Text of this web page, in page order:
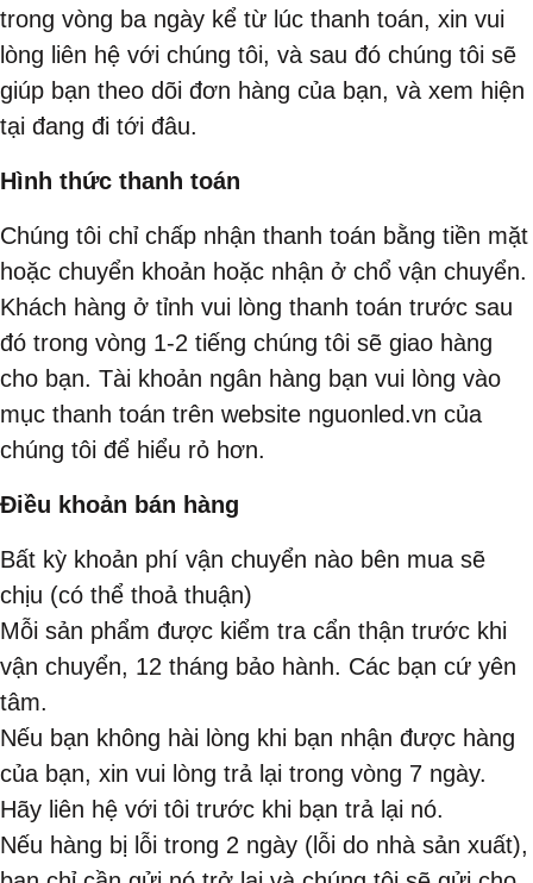
trong vòng ba ngày kể từ lúc thanh toán, xin vui
lòng liên hệ với chúng tôi, và sau đó chúng tôi sẽ
giúp bạn theo dõi đơn hàng của bạn, và xem hiện
tại đang đi tới đâu.
Hình thức thanh toán
Chúng tôi chỉ chấp nhận thanh toán bằng tiền mặt
hoặc chuyển khoản hoặc nhận ở chổ vận chuyển.
Khách hàng ở tỉnh vui lòng thanh toán trước sau
đó trong vòng 1-2 tiếng chúng tôi sẽ giao hàng
cho bạn. Tài khoản ngân hàng bạn vui lòng vào
mục thanh toán trên website nguonled.vn của
chúng tôi để hiểu rỏ hơn.
Điều khoản bán hàng
Bất kỳ khoản phí vận chuyển nào bên mua sẽ
chịu (có thể thoả thuận)
Mỗi sản phẩm được kiểm tra cẩn thận trước khi
vận chuyển, 12 tháng bảo hành. Các bạn cứ yên
tâm.
Nếu bạn không hài lòng khi bạn nhận được hàng
của bạn, xin vui lòng trả lại trong vòng 7 ngày.
Hãy liên hệ với tôi trước khi bạn trả lại nó.
Nếu hàng bị lỗi trong 2 ngày (lỗi do nhà sản xuất),